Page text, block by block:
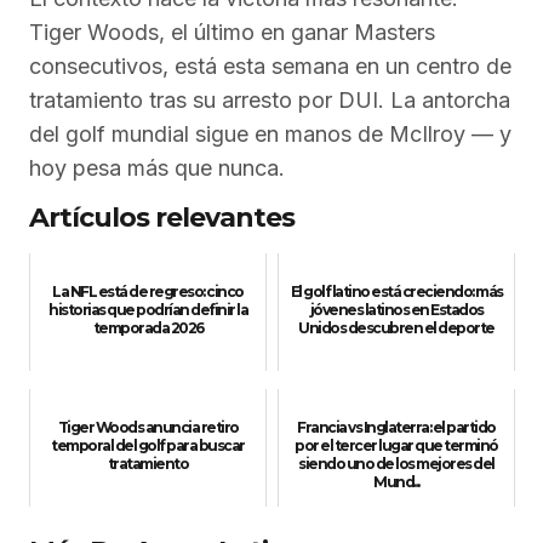
Tiger Woods, el último en ganar Masters
consecutivos, está esta semana en un centro de
tratamiento tras su arresto por DUI. La antorcha
del golf mundial sigue en manos de McIlroy — y
hoy pesa más que nunca.
Artículos relevantes
La NFL está de regreso: cinco
historias que podrían definir la
temporada 2026
El golf latino está creciendo: más
jóvenes latinos en Estados
Unidos descubren el deporte
Tiger Woods anuncia retiro
temporal del golf para buscar
tratamiento
Francia vs Inglaterra: el partido
por el tercer lugar que terminó
siendo uno de los mejores del
Mund...